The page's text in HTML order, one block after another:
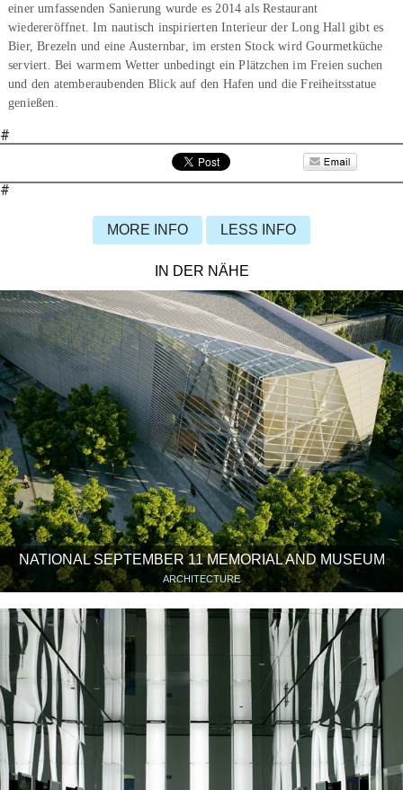
einer umfassenden Sanierung wurde es 2014 als Restaurant
wiedereröffnet. Im nautisch inspirierten Interieur der Long Hall gibt es
Bier, Brezeln und eine Austernbar, im ersten Stock wird Gourmetküche
serviert. Bei warmem Wetter unbedingt ein Plätzchen im Freien suchen
und den atemberaubenden Blick auf den Hafen und die Freiheitsstatue
genießen.
#
#
MORE INFO LESS INFO
IN DER NÄHE
NATIONAL SEPTEMBER 11 MEMORIAL AND MUSEUM
ARCHITECTURE